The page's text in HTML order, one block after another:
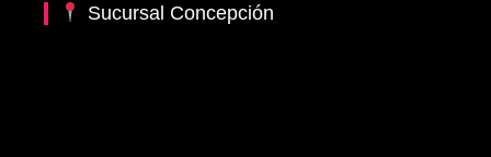
Sucursal Concepción